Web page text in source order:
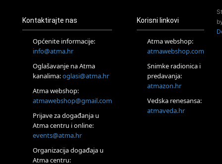
Tečaj Višeg Vodstva, razvijanja intuicije i Akaša zapisa
25.08.
Upisi u program Profesionalni hipnoterapeut — nova
generacija kreće 25.08. 2026.
Online
Visoko
Alemka Dauskardt – Jednodnevna radionica sistemskih
konstelacija
HOD PO ŽERAVICI – Seminar koji mijenja tijelo, duh i um
Kontaktirajte nas
Općenite informacije:
info@atma.hr
Oglašavanje na Atma
kanalima:oglasi@atma.hr
Atma webshop:
atmawebshop@gmail.com
Prijave za događanja u
Atma centru i online:
events@atma.hr
Organizacija događaja u
Atma centru:
Korisni linkovi
Atma webshop:
atmawebshop.com
Snimke radionica i
predavanja:
atmazon.hr
Vedska renesansa:
atmaveda.hr